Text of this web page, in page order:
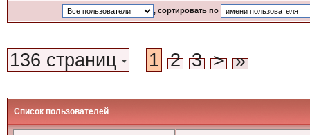
, сортировать по
136 страниц 1 2 3 > »
Список пользователей